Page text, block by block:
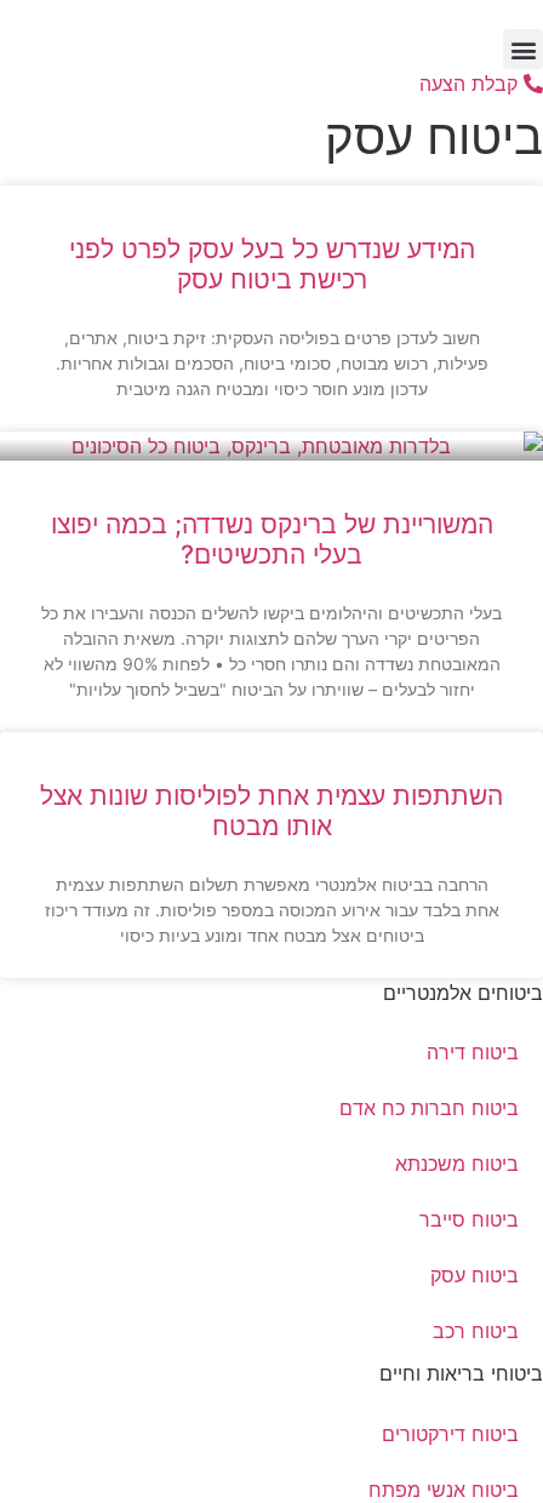
לתוכן
קבלת הצעה
ביטוח עסק
המידע שנדרש כל בעל עסק לפרט לפני
רכישת ביטוח עסק
חשוב לעדכן פרטים בפוליסה העסקית: זיקת ביטוח, אתרים,
פעילות, רכוש מבוטח, סכומי ביטוח, הסכמים וגבולות אחריות.
עדכון מונע חוסר כיסוי ומבטיח הגנה מיטבית
המשוריינת של ברינקס נשדדה; בכמה יפוצו
בעלי התכשיטים?
בעלי התכשיטים והיהלומים ביקשו להשלים הכנסה והעבירו את כל
הפריטים יקרי הערך שלהם לתצוגות יוקרה. משאית ההובלה
המאובטחת נשדדה והם נותרו חסרי כל • לפחות 90% מהשווי לא
יחזור לבעלים – שוויתרו על הביטוח "בשביל לחסוך עלויות"
השתתפות עצמית אחת לפוליסות שונות אצל
אותו מבטח
הרחבה בביטוח אלמנטרי מאפשרת תשלום השתתפות עצמית
אחת בלבד עבור אירוע המכוסה במספר פוליסות. זה מעודד ריכוז
ביטוחים אצל מבטח אחד ומונע בעיות כיסוי
ביטוחים אלמנטריים
ביטוח דירה
ביטוח חברות כח אדם
ביטוח משכנתא
ביטוח סייבר
ביטוח עסק
ביטוח רכב
ביטוחי בריאות וחיים
ביטוח דירקטורים
ביטוח אנשי מפתח